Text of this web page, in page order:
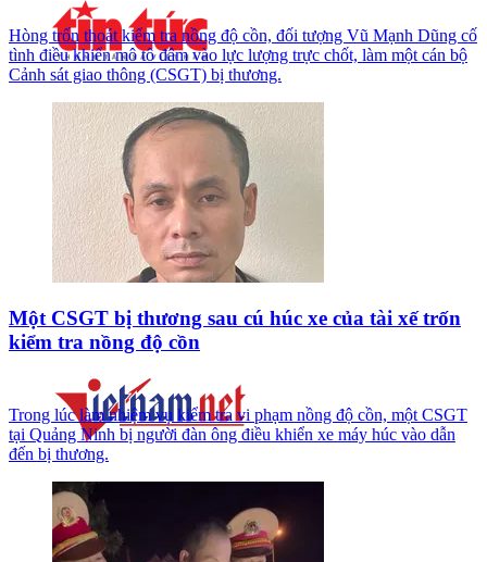
Hòng trốn thoát kiểm tra nồng độ cồn, đối tượng Vũ Mạnh Dũng cố
tình điều khiển mô tô đâm vào lực lượng trực chốt, làm một cán bộ
Cảnh sát giao thông (CSGT) bị thương.
Một CSGT bị thương sau cú húc xe của tài xế trốn
kiểm tra nồng độ cồn
Trong lúc làm nhiệm vụ kiểm tra vi phạm nồng độ cồn, một CSGT
tại Quảng Ninh bị người đàn ông điều khiển xe máy húc vào dẫn
đến bị thương.